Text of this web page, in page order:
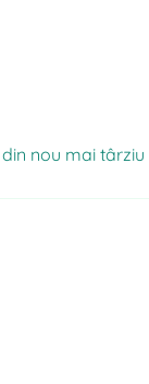
nou mai târziu